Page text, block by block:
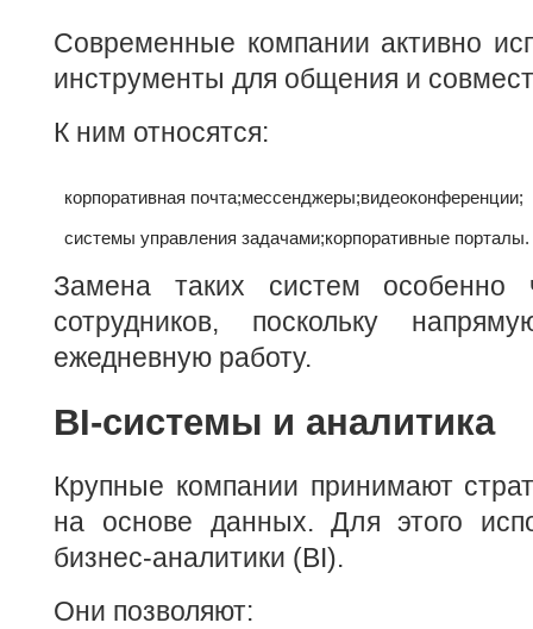
Современные компании активно
инструменты для общения и
К ним относятся:
корпоративная почта;мессенджеры;видеоконференции;
системы управления задачами;корпоративные порталы.
Замена таких систем особенно
сотрудников, поскольку
ежедневную работу.
BI-системы и аналитика
Крупные компании принимают
на основе данных. Для этого
бизнес-аналитики (BI).
Они позволяют: